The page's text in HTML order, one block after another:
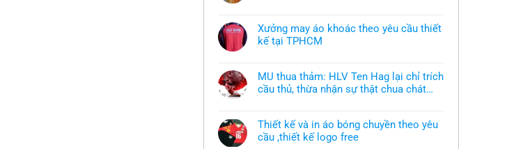
bình
luận
ở
Tôi
áo
thun
đồng
có
mẫu
thì
Xưởng may áo khoác theo yêu cầu thiết
kế tại TPHCM
bình
luận
ở
Xưởng
khoác
theo
yêu
MU thua thảm: HLV Ten Hag lại chỉ trích
cầu thủ, thừa nhận sự thật chua chát
bình
luận
ở
MU
Thiết kế và in áo bóng chuyền theo yêu
cầu ,thiết kế logo free